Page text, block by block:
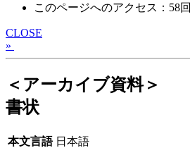
このページへのアクセス：58回
CLOSE
»
＜アーカイブ資料＞
書状
本文言語 日本語